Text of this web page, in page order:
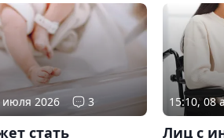
июля 2026 3
стать
15:10, 08
Лиц с